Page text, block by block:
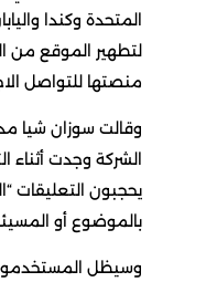
المتحدة وكندا
لتطهير الموقع من
منصتها للتواصل
وقالت سوزان شيا
الشركة وجدت أثناء
يحجبون التعليقات
بالموضوع أو
وسيظل المستخدمون